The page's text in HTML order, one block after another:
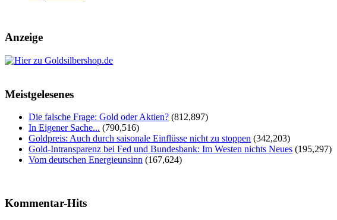
Anzeige
Meistgelesenes
Die falsche Frage: Gold oder Aktien? (812,897)
In Eigener Sache... (790,516)
Goldpreis: Auch durch saisonale Einflüsse nicht zu stoppen (342,203)
Gold-Intransparenz bei Fed und Bundesbank: Im Westen nichts Neues (195,297)
Vom deutschen Energieunsinn (167,624)
Kommentar-Hits